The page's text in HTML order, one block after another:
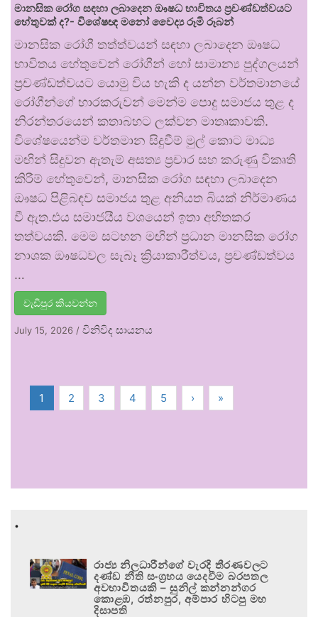
මානසික රෝග සඳහා ලබාදෙන ඖෂධ භාවිතය ප්‍රචණ්ඩත්වයට
හේතුවක් ද?- විශේෂඥ මනෝ වෛද්‍ය රූමි රූබන්
මානසික රෝගී තත්ත්වයන් සඳහා ලබාදෙන ඖෂධ
භාවිතය හේතුවෙන් රෝගීන් හෝ සාමාන්‍ය පුද්ගලයන්
ප්‍රචණ්ඩත්වයට යොමු විය හැකි ද යන්න වර්තමානයේ
රෝගීන්ගේ භාරකරුවන් මෙන්ම පොදු සමාජය තුළ ද
නිරන්තරයෙන් කතාබහට ලක්වන මාතෘකාවකි.
විශේෂයෙන්ම වර්තමාන සිදුවීම් මුල් කොට මාධ්‍ය
මඟින් සිදුවන ඇතැම් අසත්‍ය ප්‍රචාර සහ කරුණු විකෘති
කිරීම් හේතුවෙන්, මානසික රෝග සඳහා ලබාදෙන
ඖෂධ පිළිබඳව සමාජය තුළ අනියත බියක් නිර්මාණය
වී ඇත.එය සමාජයීය වශයෙන් ඉතා අහිතකර
තත්වයකි. මෙම සටහන මඟින් ප්‍රධාන මානසික රෝග
නාශක ඖෂධවල සැබෑ ක්‍රියාකාරීත්වය, ප්‍රචණ්ඩත්වය
…
වැඩිපුර කියවන්න
July 15, 2026 / විනිවිද සායනය
1 2 3 4 5 › »
.
රාජ්‍ය නිලධාරීන්ගේ වැරදි තීරණවලට
දණ්ඩ නීති සංග්‍රහය යෙදවීම බරපතල
අවභාවිතයකි – සුනිල් කන්නන්ගර
කොළඹ, රත්නපුර, අම්පාර හිටපු මහ
දිසාපති